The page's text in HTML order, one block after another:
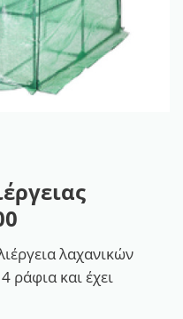
λαχανικών
ράφια και έχει